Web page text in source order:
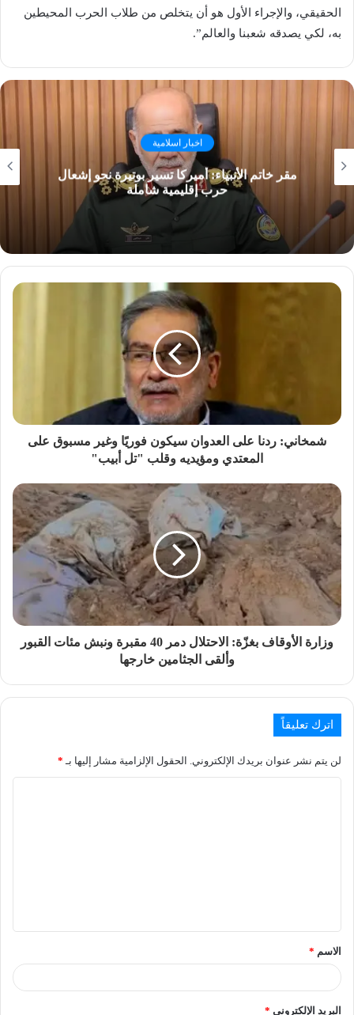
الحقيقي، والإجراء الأول هو أن يتخلص من طلاب الحرب المحيطين
به، لكي يصدقه شعبنا والعالم”.
اخبار اسلامية
مقر خاتم الأنبياء: أميركا تسير بوتيرة نحو إشعال
حرب إقليمية شاملة
شمخاني: ردنا على العدوان سيكون فوريًا وغير مسبوق على
المعتدي ومؤيديه وقلب "تل أبيب"
وزارة الأوقاف بغزّة: الاحتلال دمر 40 مقبرة ونبش مئات القبور
وألقى الجثامين خارجها
اترك تعليقاً
لن يتم نشر عنوان بريدك الإلكتروني. الحقول الإلزامية مشار إليها بـ *
الاسم *
البريد الإلكتروني *